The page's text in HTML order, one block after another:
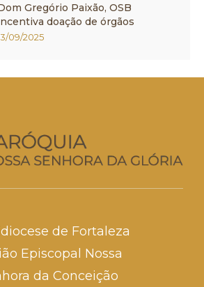
Gregório Paixão, OSB
doação de órgãos
09/2025
de Fortaleza
Episcopal Nossa
da Conceição